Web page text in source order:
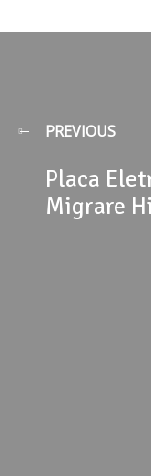
PREVIOUS
Placa
Migrare